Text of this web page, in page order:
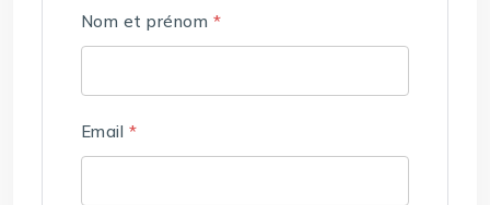
Nom et prénom *
Email *